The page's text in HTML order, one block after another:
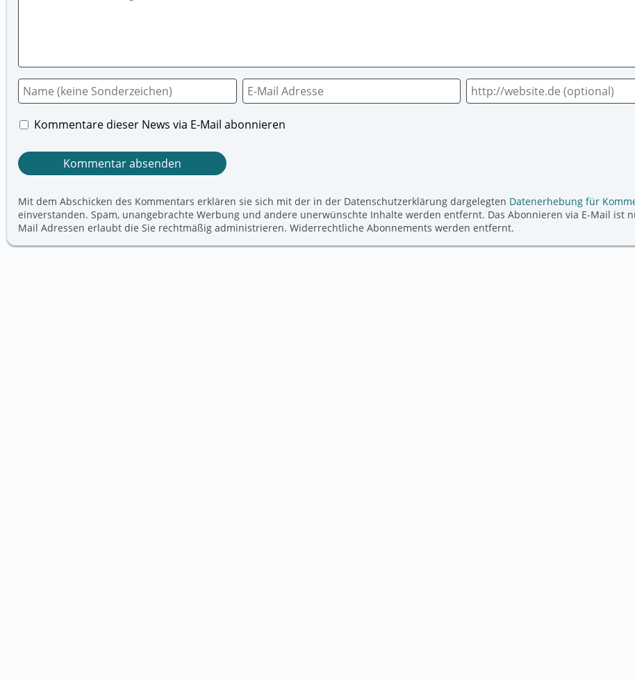
Kommentare dieser News via E-Mail abonnieren
Mit dem Abschicken des Kommentars erklären sie sich mit der in der Datenschutzerklärung dargelegten Datenerhebung für
einverstanden. Spam, unangebrachte Werbung und andere unerwünschte Inhalte werden entfernt. Das Abonnieren via E-Mail ist
Mail Adressen erlaubt die Sie rechtmäßig administrieren. Widerrechtliche Abonnements werden entfernt.